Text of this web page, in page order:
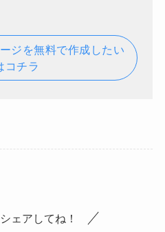
ジを無料で作成したい
コチラ
ェアしてね！